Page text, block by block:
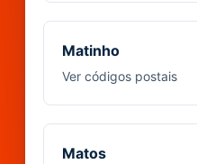
Matinho
Ver códigos postais
Matos